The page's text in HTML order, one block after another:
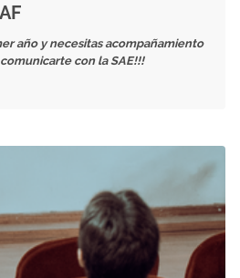
año y necesitas acompañamiento
con la SAE!!!